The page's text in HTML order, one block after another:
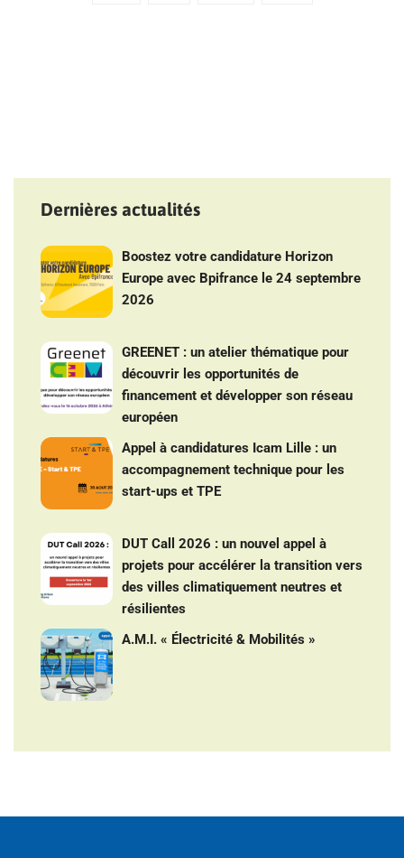
Dernières actualités
Boostez votre candidature Horizon
Europe avec Bpifrance le 24 septembre
2026
GREENET : un atelier thématique pour
découvrir les opportunités de
financement et développer son réseau
européen
Appel à candidatures Icam Lille : un
accompagnement technique pour les
start-ups et TPE
DUT Call 2026 : un nouvel appel à
projets pour accélérer la transition vers
des villes climatiquement neutres et
résilientes
A.M.I. « Électricité & Mobilités »